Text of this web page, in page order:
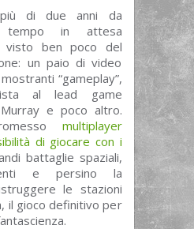
di due anni da
tempo in attesa
visto ben poco del
un paio di video
“gameplay”,
al lead game
e poco altro.
multiplayer
di giocare con i
battaglie spaziali,
e persino la
le stazioni
il gioco definitivo per